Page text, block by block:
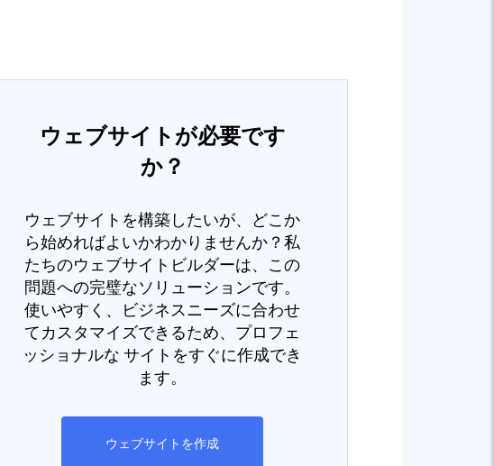
ウェブサイトが必要です
か？
ウェブサイトを構築したいが、どこか
ら始めればよいかわかりませんか？私
たちのウェブサイトビルダーは、この
問題への完璧なソリューションです。
使いやすく、ビジネスニーズに合わせ
てカスタマイズできるため、プロフェ
ッショナルな サイトをすぐに作成でき
ます。
ウェブサイトを作成